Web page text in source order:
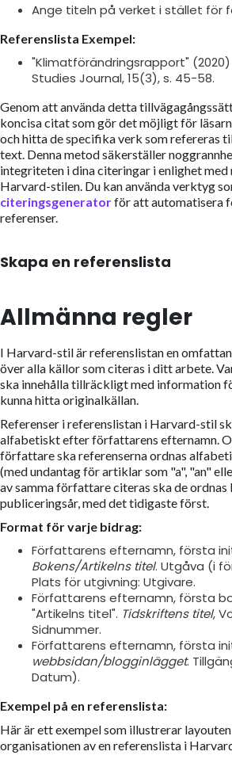
Ange titeln på verket i stället för
Referenslista Exempel:
"Klimatförändringsrapport"
Studies Journal, 15(3), s. 45-58.
Genom att använda detta
koncisa citat som gör det möjligt för
och hitta de specifika verk som refereras
text. Denna metod säkerställer
integriteten i dina citeringar i enlighet
Harvard-stilen. Du kan använda verktyg
citeringsgeneratorför att automatisera
referenser.
Skapa en referenslista
Allmänna regler
I Harvard-stil är referenslistan en
över alla källor som citeras i ditt arbete.
ska innehålla tillräckligt med information
kunna hitta originalkällan.
Referenser i referenslistan i Harvard-stil
alfabetiskt efter författarens efternamn.
författare ska referenserna ordnas
(med undantag för artiklar som "a", "an"
av samma författare citeras ska de
publiceringsår, med det tidigaste först.
Format för varje bidrag:
Författarens efternamn, första
Bokens/Artikelns titel. Utgåva (i
Plats för utgivning: Utgivare.
Författarens efternamn, första
"Artikelns titel". Tidskriftens titel,
Sidnummer.
Författarens efternamn, första
webbsidan/blogginlägget.
Datum).
Exempel på en referenslista:
Här är ett exempel som illustrerar
organisationen av en referenslista i